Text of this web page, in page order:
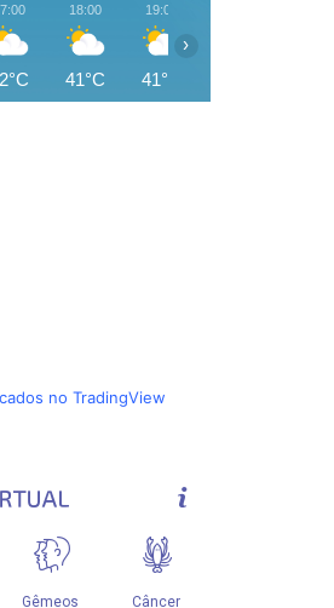
18:00
41°C
19:00
41°C
›
no TradingView